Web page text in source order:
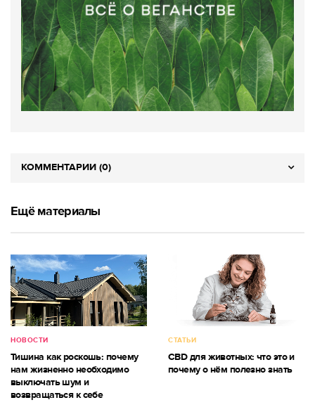
КОММЕНТАРИИ (0)
Ещё материалы
НОВОСТИ
Тишина как роскошь: почему
нам жизненно необходимо
выключать шум и
возвращаться к себе
СТАТЬИ
CBD для животных: что это и
почему о нём полезно знать